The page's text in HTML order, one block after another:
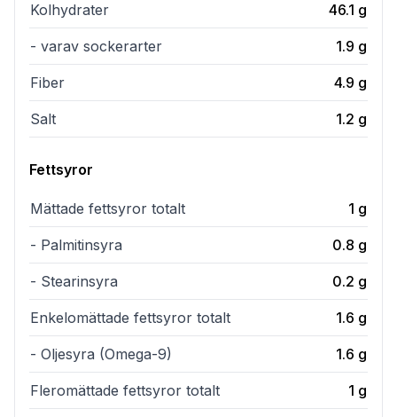
Kolhydrater 46.1 g
- varav sockerarter 1.9 g
Fiber 4.9 g
Salt 1.2 g
Fettsyror
Mättade fettsyror totalt 1 g
- Palmitinsyra 0.8 g
- Stearinsyra 0.2 g
Enkelomättade fettsyror totalt 1.6 g
- Oljesyra (Omega-9) 1.6 g
Fleromättade fettsyror totalt 1 g